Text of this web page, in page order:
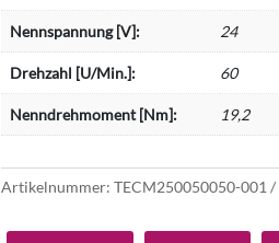
Nennspannung [V]: 24
Drehzahl [U/Min.]: 60
Nenndrehmoment [Nm]: 19,2
Artikelnummer:TECM250050050-001